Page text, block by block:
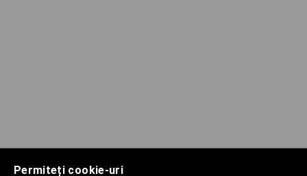
Permiteți cookie-uri